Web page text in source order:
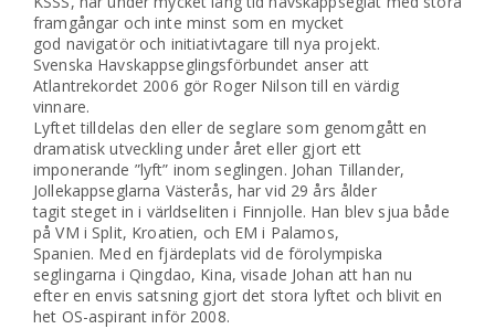
framgångar och inte minst som en mycket
god navigatör och initiativtagare till nya projekt.
Svenska Havskappseglingsförbundet anser att
Atlantrekordet 2006 gör Roger Nilson till en värdig
vinnare.
Lyftet tilldelas den eller de seglare som genomgått en
dramatisk utveckling under året eller gjort ett
imponerande ”lyft” inom seglingen. Johan Tillander,
Jollekappseglarna Västerås, har vid 29 års ålder
tagit steget in i världseliten i Finnjolle. Han blev sjua både
på VM i Split, Kroatien, och EM i Palamos,
Spanien. Med en fjärdeplats vid de förolympiska
seglingarna i Qingdao, Kina, visade Johan att han nu
efter en envis satsning gjort det stora lyftet och blivit en
het OS-aspirant inför 2008.